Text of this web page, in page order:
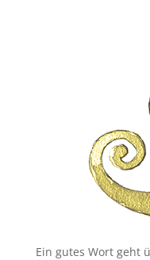
Ein gutes Wort geht